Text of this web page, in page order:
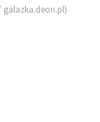
galazka.deon.pl)